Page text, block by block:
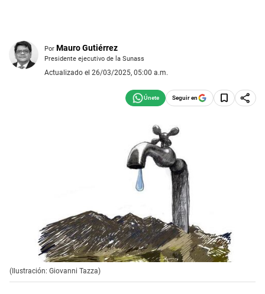
Por Mauro Gutiérrez
Presidente ejecutivo de la Sunass
Actualizado el 26/03/2025, 05:00 a.m.
Seguir en
(Ilustración: Giovanni Tazza)